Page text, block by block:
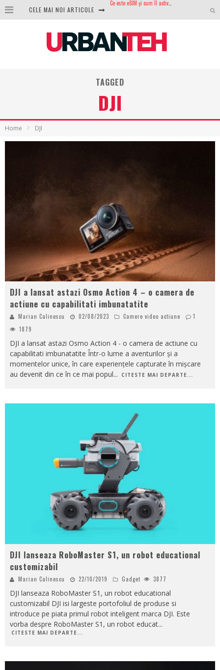
CELE MAI NOI ARTICOLE
TAGGED
DJI
Home DJI
DJI a lansat astazi Osmo Action 4 – o camera de
actiune cu capabilitati imbunatatite
Marian Calinescu 02/08/2023 Camere video actiune
1
1879
DJI a lansat astazi Osmo Action 4 - o camera de actiune cu
capabilitati imbunatatite Într-o lume a aventurilor și a
momentelor unice, în care experiențele capturate în mișcare
au devenit din ce în ce mai popul... CITESTE MAI DEPARTE...
DJI lanseaza RoboMaster S1, un robot educational
customizabil
Marian Calinescu 22/10/2019 Gadget 3877
DJI lanseaza RoboMaster S1, un robot educational
customizabil DJI isi largeste portofoliul de produse si
introduce pe piata primul robot inteligent marca DJI. Este
vorba despre RoboMaster S1, un robot educat...
CITESTE MAI DEPARTE...